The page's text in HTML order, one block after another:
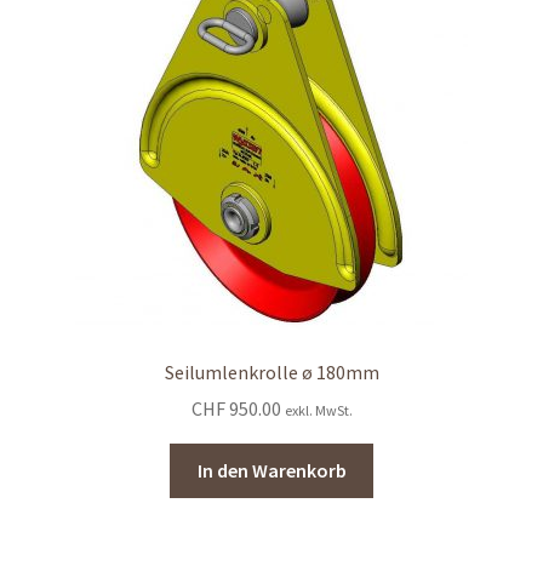
Seilumlenkrolle ø 180mm
CHF950.00 exkl. MwSt.
In den Warenkorb